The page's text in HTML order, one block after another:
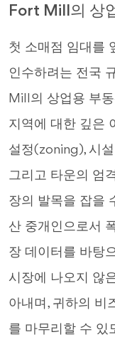
Fort Mill의 상
첫 소매점 임대를
인수하려는 전국
Mill의 상업용 부
지역에 대한 깊은
설정(zoning), 시
그리고 타운의 엄
장의 발목을 잡을
산 중개인으로서
장 데이터를 바탕
시장에 나오지 않
아내며, 귀하의 비
를 마무리할 수 있